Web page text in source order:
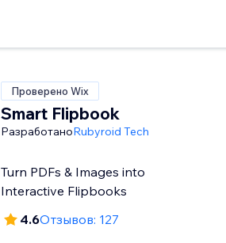
Проверено Wix
Smart Flipbook
РазработаноRubyroid Tech
Turn PDFs & Images into
Interactive Flipbooks
4.6Отзывов: 127